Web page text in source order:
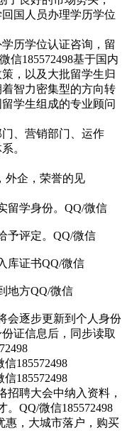
国人员办理学历学位
历学位认证咨询，留
信185572498基于国内
，以及大批留学生归
智力密集型的方向转
学生组成的专业顾问
、营销部门、运作
。
外企，荣誉的见
留学身份。QQ/微信
予评定。QQ/微信
库证书QQ/微信
地方QQ/微信
会逐步更新到个人身份
证信息后，同步读取
185572498
185572498
招聘大会中纳入资料，
。QQ/微信185572498
惠，大城市落户，购买